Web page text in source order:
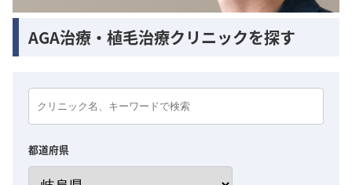
AGA治療・植毛治療クリニックを探す
都道府県